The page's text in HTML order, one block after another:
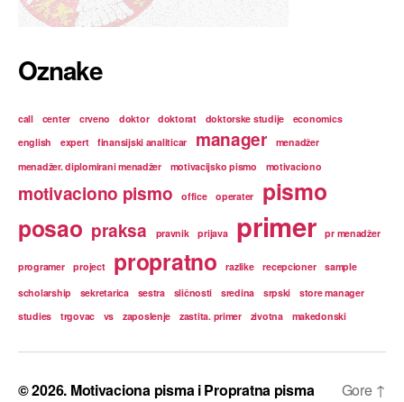
Oznake
call center crveno doktor doktorat doktorske studije
economics
english
expert finansijski analiticar manager
menadžer
menadžer. diplomirani menadžer
motivacijsko pismo motivaciono
motivaciono pismo office operater
pismo
posao praksa pravnik prijava primer pr menadžer
programer project propratno razlike recepcioner
sample
scholarship
sekretarica sestra sličnosti sredina srpski
store manager
studies
trgovac vs zaposlenje zastita. primer zivotna makedonski
© 2026. Motivaciona pisma i Propratna pisma
Gore ↑